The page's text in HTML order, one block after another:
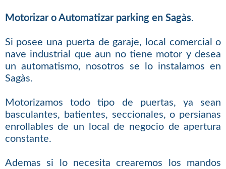
Motorizar o Automatizar parking en Sagàs.
Si posee una puerta de garaje, local comercial o
nave industrial que aun no tiene motor y desea
un automatismo, nosotros se lo instalamos en
Sagàs.
Motorizamos todo tipo de puertas, ya sean
basculantes, batientes, seccionales, o persianas
enrollables de un local de negocio de apertura
constante.
Ademas si lo necesita crearemos los mandos